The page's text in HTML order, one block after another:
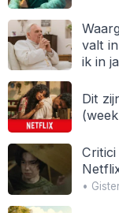
valt
ik in
Dit
•